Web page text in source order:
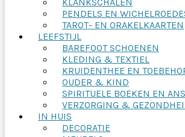
PENDELS EN
TAROT- EN ORAKELKAARTEN
LEEFSTIJL
BAREFOOT SCHOENEN
KLEDING & TEXTIEL
KRUIDENTHEE EN
OUDER & KIND
SPIRITUELE BOEKEN EN
VERZORGING &
IN HUIS
DECORATIE